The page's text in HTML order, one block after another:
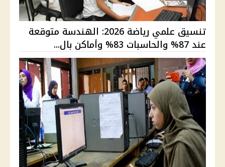
تنسيق علمي رياضة 2026: الهندسة متوقعة
عند 87% والحاسبات 83% وأماكن بال...